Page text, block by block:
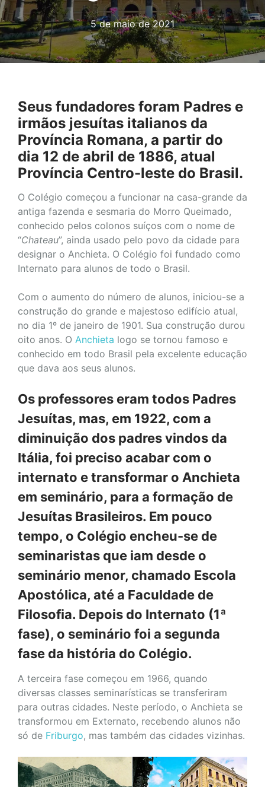
5 de maio de 2021
Seus fundadores foram Padres e
irmãos jesuítas italianos da
Província Romana, a partir do
dia 12 de abril de 1886, atual
Província Centro-leste do Brasil.
O Colégio começou a funcionar na casa-grande da
antiga fazenda e sesmaria do Morro Queimado,
conhecido pelos colonos suíços com o nome de
“Chateau”, ainda usado pelo povo da cidade para
designar o Anchieta. O Colégio foi fundado como
Internato para alunos de todo o Brasil.
Com o aumento do número de alunos, iniciou-se a
construção do grande e majestoso edifício atual,
no dia 1º de janeiro de 1901. Sua construção durou
oito anos. O Anchieta logo se tornou famoso e
conhecido em todo Brasil pela excelente educação
que dava aos seus alunos.
Os professores eram todos Padres
Jesuítas, mas, em 1922, com a
diminuição dos padres vindos da
Itália, foi preciso acabar com o
internato e transformar o Anchieta
em seminário, para a formação de
Jesuítas Brasileiros. Em pouco
tempo, o Colégio encheu-se de
seminaristas que iam desde o
seminário menor, chamado Escola
Apostólica, até a Faculdade de
Filosofia. Depois do Internato (1ª
fase), o seminário foi a segunda
fase da história do Colégio.
A terceira fase começou em 1966, quando
diversas classes seminarísticas se transferiram
para outras cidades. Neste período, o Anchieta se
transformou em Externato, recebendo alunos não
só de Friburgo, mas também das cidades vizinhas.